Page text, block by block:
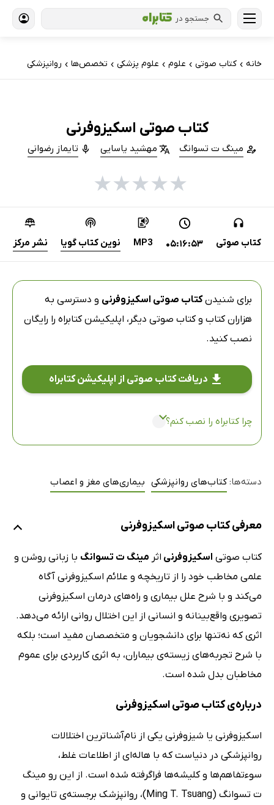
جستجو در
خانه › کتاب‌ صوتی › علوم › علوم پزشکی › تخصص‌ها › روانپزشکی
کتاب صوتی اسکیزوفرنی
مینگ ت تسوانگ مهشید یاسایی تایماز رضوانی
★
★
★
★
★
کتاب صوتی 05:16:53
MP3 نوین کتاب گویا نشر مرکز
برای شنیدنکتاب صوتی اسکیزوفرنی و دسترسی به
هزاران کتاب و کتاب صوتی دیگر، اپلیکیشن کتابراه را رایگان
نصب کنید.
دریافت کتاب صوتی از اپلیکیشن کتابراه
چرا کتابراه را نصب کنم؟
دسته‌ها: کتاب‌های روانپزشکی بیماری‌های مغز و اعصاب
معرفی کتاب صوتی اسکیزوفرنی
کتاب صوتی اسکیزوفرنی اثر مینگ ت تسوانگ با زبانی روشن و
علمی مخاطب خود را از تاریخچه و علائم اسکیزوفرنی آگاه
می‌کند و با شرح علل بیماری و راه‌های درمان اسکیزوفرنی
تصویری واقع‌بینانه و انسانی از این اختلال روانی ارائه می‌دهد.
اثری که نه‌تنها برای دانشجویان و متخصصان مفید است؛ بلکه
با شرح تجربه‌های زیسته‌ی بیماران، به اثری کاربردی برای عموم
مخاطبان بدل شده است.
درباره‌ی کتاب صوتی اسکیزوفرنی
اسکیزوفرنی یا شیزوفرنی یکی از نام‌آشناترین اختلالات
روانپزشکی در دنیاست که با هاله‌ای از اطلاعات غلط،
سوءتفاهم‌ها و کلیشه‌ها فراگرفته شده است. از این رو مینگ
ت تسوانگ (Ming T. Tsuang)، روانپزشک برجسته‌ی تایوانی و